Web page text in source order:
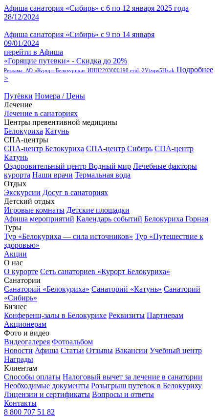
Афиша санатория «Сибирь» с 6 по 12 января 2025 года
28/12/2024
Афиша санатория «Сибирь» с 9 по 14 января
09/01/2024
перейти в Афиша
«Горящие путевки» - Скидка до 20%
Реклама. АО «Курорт Белокуриха» ИНН2203000190 erid: 2Vtzqw5Hxak Подробнее
>
Путёвки Номера / Цены
Лечение
Лечение в санаториях
Центры превентивной медицины
Белокуриха Катунь
СПА-центры
СПА-центр Белокуриха СПА-центр Сибирь СПА-центр
Катунь
Оздоровительный центр Водный мир Лечебные факторы
курорта Наши врачи Термальная вода
Отдых
Экскурсии Досуг в санаториях
Детский отдых
Игровые комнаты Детские площадки
Афиша мероприятий Календарь событий Белокуриха Горная
Туры
Тур «Белокуриха — сила источников» Тур «Путешествие к
здоровью»
Акции
О нас
О курорте Сеть санаториев «Курорт Белокуриха»
Санатории
Санаторий «Белокуриха» Санаторий «Катунь» Санаторий
«Сибирь»
Бизнес
Конференц-залы в Белокурихе Реквизиты Партнерам
Акционерам
Фото и видео
Видеогалерея Фотоальбом
Новости Афиша Статьи Отзывы Вакансии Учебный центр
Награды
Клиентам
Способы оплаты Налоговый вычет за лечение в санатории
Необходимые документы Розыгрыш путевок в Белокуриху
Лицензии и сертификаты Вопросы и ответы
Контакты
8 800 707 51 82